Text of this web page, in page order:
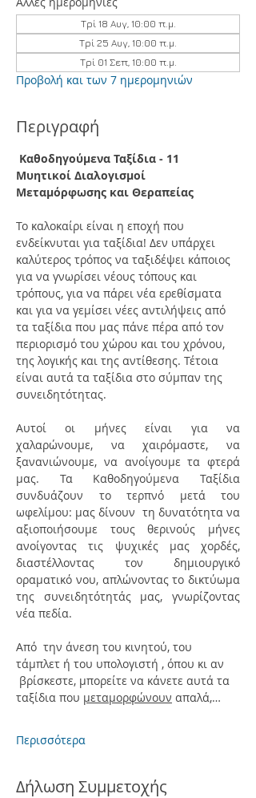
Τρί 18 Αυγ, 10:00 π.μ.
Τρί 25 Αυγ, 10:00 π.μ.
Τρί 01 Σεπ, 10:00 π.μ.
Προβολή και των 7 ημερομηνιών
Περιγραφή
Μυητικοί Διαλογισμοί
Μεταμόρφωσης και Θεραπείας
Το καλοκαίρι είναι η εποχή που
ενδείκνυται για ταξίδια! Δεν υπάρχει
καλύτερος τρόπος να ταξιδέψει κάποιος
για να γνωρίσει νέους τόπους και
τρόπους, για να πάρει νέα ερεθίσματα
και για να γεμίσει νέες αντιλήψεις από
τα ταξίδια που μας πάνε πέρα από τον
περιορισμό του χώρου και του χρόνου,
της λογικής και της αντίθεσης. Τέτοια
είναι αυτά τα ταξίδια στο σύμπαν της
συνειδητότητας.
Αυτοί οι μήνες είναι για να
χαλαρώνουμε, να χαιρόμαστε, να
ξανανιώνουμε, να ανοίγουμε τα φτερά
μας. Τα Καθοδηγούμενα Ταξίδια
συνδυάζουν το τερπνό μετά του
ωφελίμου: μας δίνουν  τη δυνατότητα να
αξιοποιήσουμε τους θερινούς μήνες
ανοίγοντας τις ψυχικές μας χορδές,
διαστέλλοντας τον δημιουργικό
οραματικό νου, απλώνοντας το δικτύωμα
της συνειδητότητάς μας, γνωρίζοντας
νέα πεδία.
Από  την άνεση του κινητού, του
τάμπλετ ή του υπολογιστή , όπου κι αν
βρίσκεστε, μπορείτε να κάνετε αυτά τα
ταξίδια που μεταμορφώνουν απαλά,…
Περισσότερα
Δήλωση Συμμετοχής